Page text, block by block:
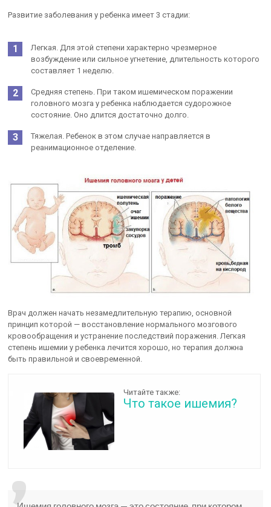
Развитие заболевания у ребенка имеет 3 стадии:
Легкая. Для этой степени характерно чрезмерное
возбуждение или сильное угнетение, длительность которого
составляет 1 неделю.
Средняя степень. При таком ишемическом поражении
головного мозга у ребенка наблюдается судорожное
состояние. Оно длится достаточно долго.
Тяжелая. Ребенок в этом случае направляется в
реанимационное отделение.
Врач должен начать незамедлительную терапию, основной
принцип которой — восстановление нормального мозгового
кровообращения и устранение последствий поражения. Легкая
степень ишемии у ребенка лечится хорошо, но терапия должна
быть правильной и своевременной.
Читайте также:
Что такое ишемия?